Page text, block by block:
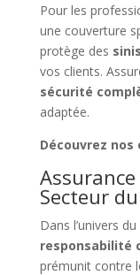
Pour les
une couverture
protège des
vos clients.
sécurité
adaptée.
Découvrez nos
Secteur
Dans l’univers du
responsabilité
prémunit contre